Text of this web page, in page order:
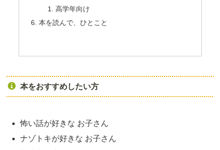
高学年向け
本を読んで、ひとこと
本をおすすめしたい方
怖い話が好きな お子さん
ナゾトキが好きな お子さん